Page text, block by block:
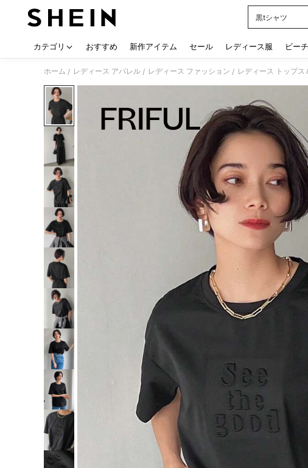
黒tシャツ
カテゴリ おすすめ 新作アイテム セール レディース服 ビー
ホーム / レディース アパレル / レディース ファッション / レディース トップ